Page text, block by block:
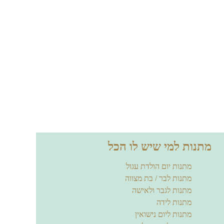
מתנות למי שיש לו הכל
מתנות יום הולדת עגול
מתנות לבר / בת מצווה
מתנות לגבר ולאישה
מתנות לידה
מתנות ליום נישואין